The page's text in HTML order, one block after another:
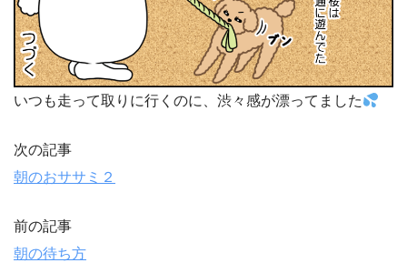
いつも走って取りに行くのに、渋々感が漂ってました
次の記事
朝のおササミ２
前の記事
朝の待ち方